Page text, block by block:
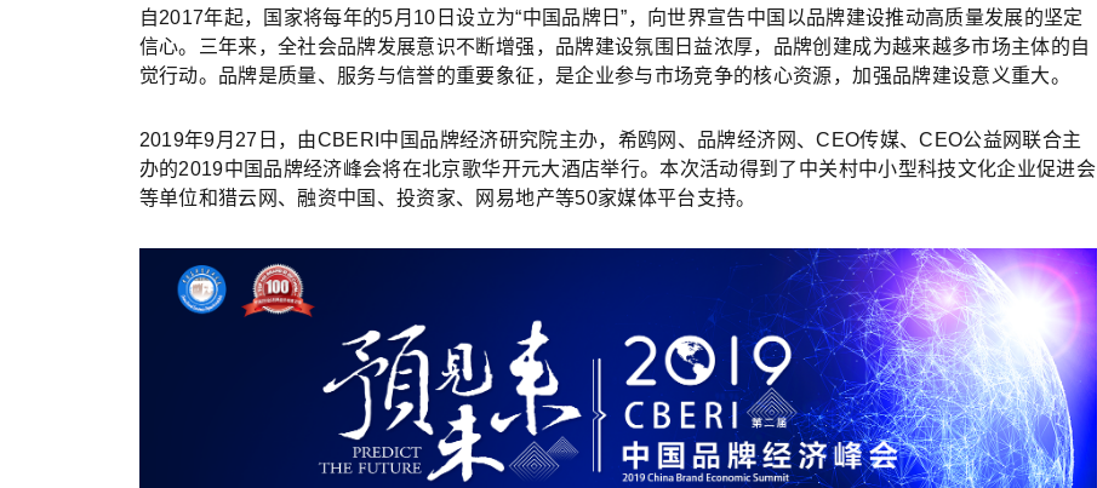
自2017年起，国家将每年的5月10日设立为“中国品牌日”，向世界宣告中国以品牌建设推动高质量发展的坚定
信心。三年来，全社会品牌发展意识不断增强，品牌建设氛围日益浓厚，品牌创建成为越来越多市场主体的自
觉行动。品牌是质量、服务与信誉的重要象征，是企业参与市场竞争的核心资源，加强品牌建设意义重大。
2019年9月27日，由CBERI中国品牌经济研究院主办，希鸥网、品牌经济网、CEO传媒、CEO公益网联合主
办的2019中国品牌经济峰会将在北京歌华开元大酒店举行。本次活动得到了中关村中小型科技文化企业促进会
等单位和猎云网、融资中国、投资家、网易地产等50家媒体平台支持。